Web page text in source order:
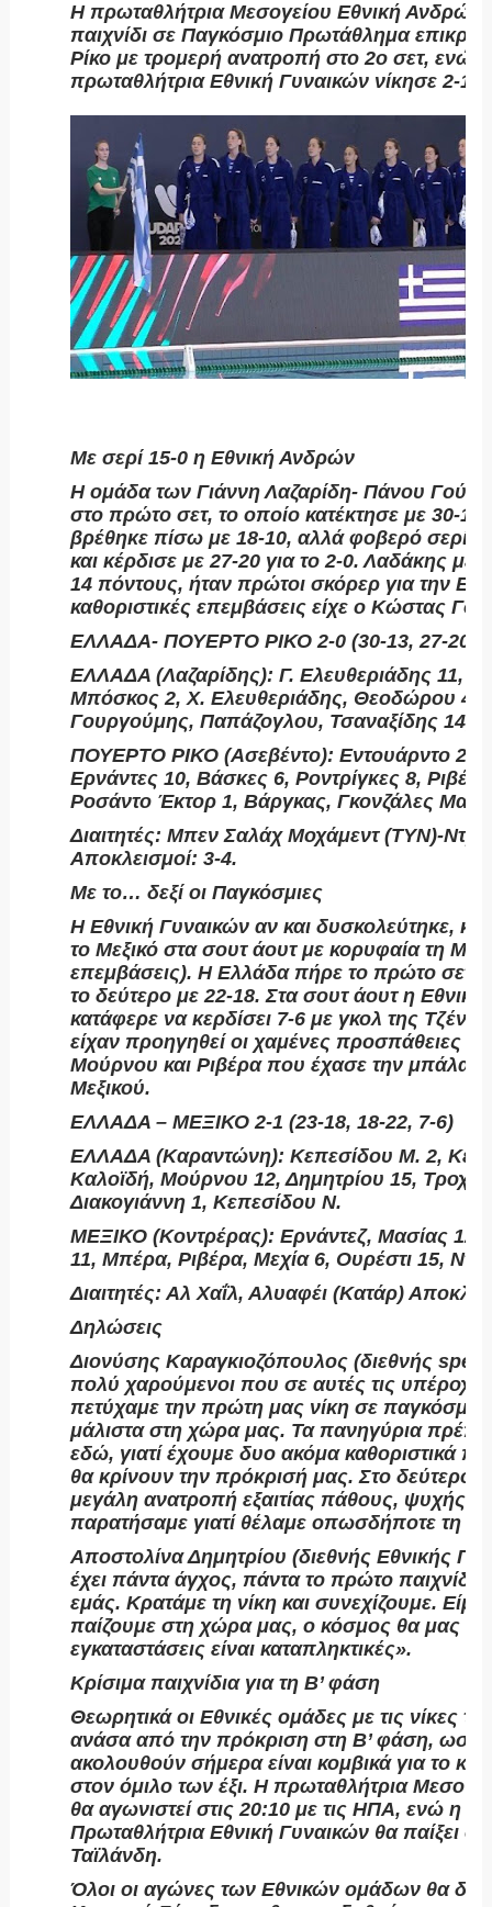
Η πρωταθλήτρια Μεσογείου Εθνική Ανδρών
παιχνίδι σε Παγκόσμιο Πρωτάθλημα
Ρίκο με τρομερή ανατροπή στο 2ο σετ, ενώ
πρωταθλήτρια Εθνική Γυναικών νίκησε 2-1
Με σερί 15-0 η Εθνική Ανδρών
Η ομάδα των Γιάννη Λαζαρίδη- Πάνου
στο πρώτο σετ, το οποίο κατέκτησε με 30-
βρέθηκε πίσω με 18-10, αλλά φοβερό σερί
και κέρδισε με 27-20 για το 2-0. Λαδάκης με
14 πόντους, ήταν πρώτοι σκόρερ για την
καθοριστικές επεμβάσεις είχε ο Κώστας
ΕΛΛΑΔΑ- ΠΟΥΕΡΤΟ ΡΙΚΟ 2-0 (30-13, 27-20)
ΕΛΛΑΔΑ (Λαζαρίδης): Γ. Ελευθεριάδης 11,
Μπόσκος 2, Χ. Ελευθεριάδης, Θεοδώρου 4,
Γουργούμης, Παπάζογλου, Τσαναξίδης 14,
ΠΟΥΕΡΤΟ ΡΙΚΟ (Ασεβέντο): Εντουάρντο 2,
Ερνάντες 10, Βάσκες 6, Ροντρίγκες 8,
Ροσάντο Έκτορ 1, Βάργκας, Γκονζάλες
Διαιτητές: Μπεν Σαλάχ Μοχάμεντ (ΤΥΝ)-
Αποκλεισμοί: 3-4.
Με το… δεξί οι Παγκόσμιες
Η Εθνική Γυναικών αν και δυσκολεύτηκε,
το Μεξικό στα σουτ άουτ με κορυφαία τη
επεμβάσεις). Η Ελλάδα πήρε το πρώτο σετ
το δεύτερο με 22-18. Στα σουτ άουτ η Εθνική
κατάφερε να κερδίσει 7-6 με γκολ της Τζένη
είχαν προηγηθεί οι χαμένες προσπάθειες
Μούρνου και Ριβέρα που έχασε την μπάλα
Μεξικού.
ΕΛΛΑΔΑ – ΜΕΞΙΚΟ 2-1 (23-18, 18-22, 7-6)
ΕΛΛΑΔΑ (Καραντώνη): Κεπεσίδου Μ. 2,
Καλοϊδή, Μούρνου 12, Δημητρίου 15,
Διακογιάννη 1, Κεπεσίδου Ν.
ΜΕΞΙΚΟ (Κοντρέρας): Ερνάντεζ, Μασίας 12,
11, Μπέρα, Ριβέρα, Μεχία 6, Ουρέστι 15, Ντε
Διαιτητές: Αλ Χαΐλ, Αλυαφέι (Κατάρ)
Δηλώσεις
Διονύσης Καραγκιοζόπουλος (διεθνής
πολύ χαρούμενοι που σε αυτές τις
πετύχαμε την πρώτη μας νίκη σε
μάλιστα στη χώρα μας. Τα πανηγύρια
εδώ, γιατί έχουμε δυο ακόμα καθοριστικά
θα κρίνουν την πρόκρισή μας. Στο δεύτερο
μεγάλη ανατροπή εξαιτίας πάθους, ψυχής
παρατήσαμε γιατί θέλαμε οπωσδήποτε τη
Αποστολίνα Δημητρίου (διεθνής Εθνικής
έχει πάντα άγχος, πάντα το πρώτο παιχνίδι
εμάς. Κρατάμε τη νίκη και συνεχίζουμε.
παίζουμε στη χώρα μας, ο κόσμος θα μας
εγκαταστάσεις είναι καταπληκτικές».
Κρίσιμα παιχνίδια για τη Β’ φάση
Θεωρητικά οι Εθνικές ομάδες με τις νίκες
ανάσα από την πρόκριση στη Β’ φάση,
ακολουθούν σήμερα είναι κομβικά για το
στον όμιλο των έξι. Η πρωταθλήτρια
θα αγωνιστεί στις 20:10 με τις ΗΠΑ, ενώ η
Πρωταθλήτρια Εθνική Γυναικών θα παίξει
Ταϊλάνδη.
Όλοι οι αγώνες των Εθνικών ομάδων θα